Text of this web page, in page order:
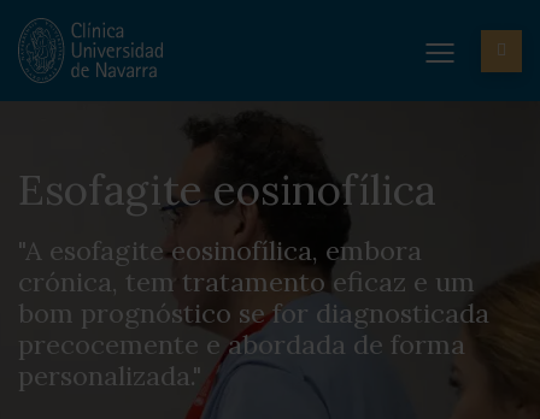
Esofagite eosinofílica
"A esofagite eosinofílica, embora
crónica, tem tratamento eficaz e um
bom prognóstico se for diagnosticada
precocemente e abordada de forma
personalizada."